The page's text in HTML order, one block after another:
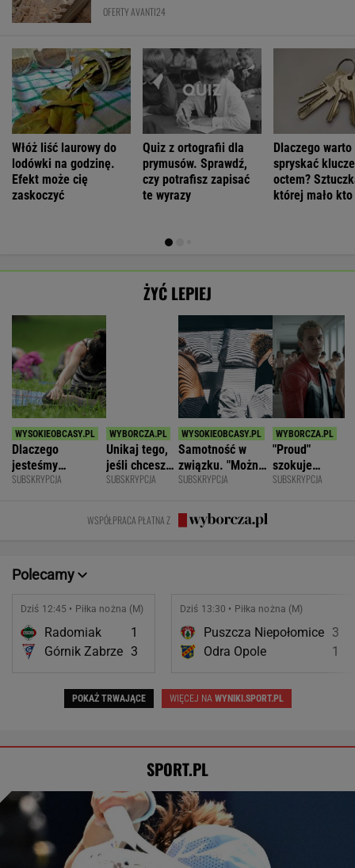
OFERTY AVANTI24
Włóż liść laurowy do
lodówki na godzinę.
Efekt może cię
zaskoczyć
Quiz z ortografii dla
prymusów. Sprawdź,
czy potrafisz zapisać
te wyrazy
Dlaczego warto
spryskać klucze
octem?
której mało kto
ŻYĆ LEPIEJ
Dlaczego
jesteśmy
permanentnie
SUBSKRYPCJA
Unikaj tego,
jeśli chcesz
znacznie
starczą
demencję
SUBSKRYPCJA
Samotność w
związku. "Można
być kochaną i
się samotną"
SUBSKRYPCJA
"Proud"
szokuje
odważnymi
SUBSKRYPCJA
WSPÓŁPRACA PŁATNA Z
Polecamy
Dziś 12:45 • Piłka nożna (M)
Radomiak
1
Górnik Zabrze 3
Dziś 13:30 • Piłka nożna (M)
Puszcza Niepołomice 3
Odra Opole
1
POKAŻ TRWAJĄCE WIĘCEJ NA WYNIKI.SPORT.PL
SPORT.PL